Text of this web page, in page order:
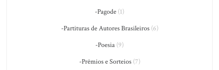
-Pagode (1)
-Partituras de Autores Brasileiros(6)
-Poesia (9)
-Prêmios e Sorteios(7)